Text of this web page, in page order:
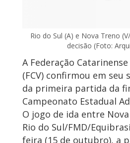
Rio do Sul (A) e Nova Treno
decisão (Foto:
A Federação
(FCV) confirmou em seu
da primeira partida da
Campeonato Estadual
O jogo de ida entre
Rio do Sul/FMD/
feira (15 de outubro), a